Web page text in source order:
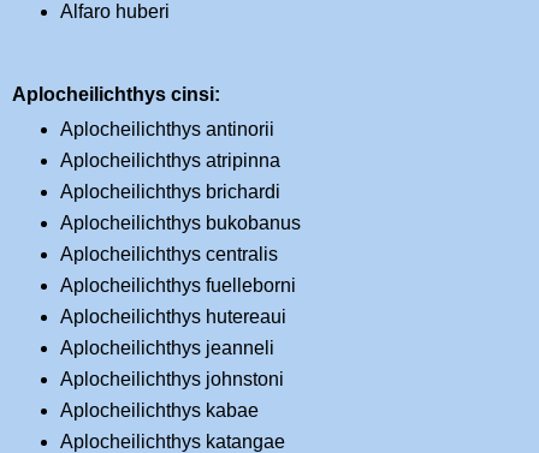
Alfaro huberi
Aplocheilichthys cinsi:
Aplocheilichthys antinorii
Aplocheilichthys atripinna
Aplocheilichthys brichardi
Aplocheilichthys bukobanus
Aplocheilichthys centralis
Aplocheilichthys fuelleborni
Aplocheilichthys hutereaui
Aplocheilichthys jeanneli
Aplocheilichthys johnstoni
Aplocheilichthys kabae
Aplocheilichthys katangae